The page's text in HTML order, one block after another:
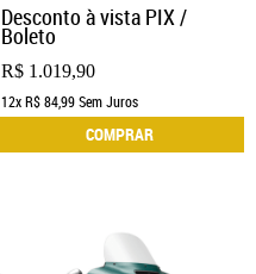
R$ 1.019,90
Desconto à vista PIX /
Boleto
12xR$ 84,99Sem Juros
COMPRAR